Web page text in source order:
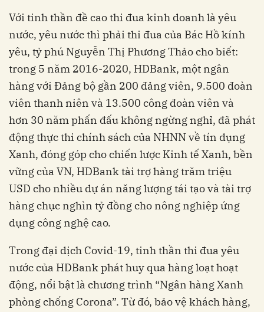
Với tinh thần đề cao thi đua kinh doanh là yêu
nước, yêu nước thì phải thi đua của Bác Hồ kính
yêu, tỷ phú Nguyễn Thị Phương Thảo cho biết:
trong 5 năm 2016-2020, HDBank, một ngân
hàng với Đảng bộ gần 200 đảng viên, 9.500 đoàn
viên thanh niên và 13.500 công đoàn viên và
hơn 30 năm phấn đấu không ngừng nghỉ, đã phát
động thực thi chính sách của NHNN về tín dụng
Xanh, đóng góp cho chiến lược Kinh tế Xanh, bền
vững của VN, HDBank tài trợ hàng trăm triệu
USD cho nhiều dự án năng lượng tái tạo và tài trợ
hàng chục nghìn tỷ đồng cho nông nghiệp ứng
dụng công nghệ cao.
Trong đại dịch Covid-19, tinh thần thi đua yêu
nước của HDBank phát huy qua hàng loạt hoạt
động, nổi bật là chương trình “Ngân hàng Xanh
phòng chống Corona”. Từ đó, bảo vệ khách hàng,